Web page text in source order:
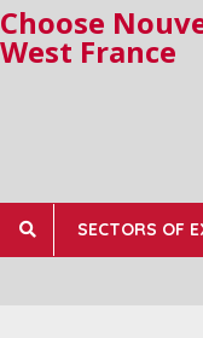
Choose
West France
SECTORS OF